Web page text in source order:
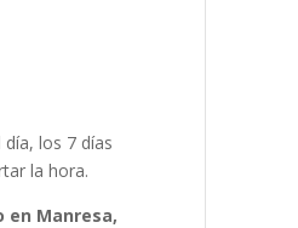
los 7 días
la hora.
en Manresa,